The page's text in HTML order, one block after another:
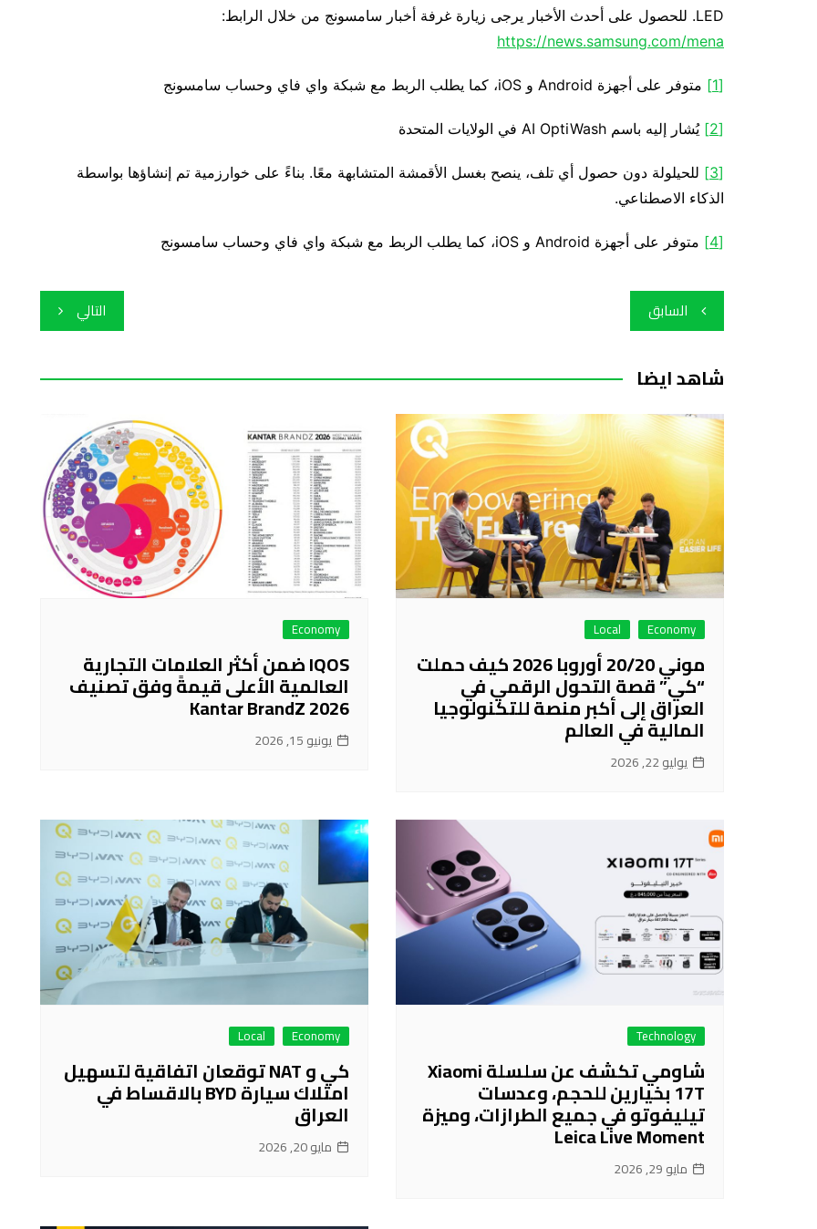
LED. للحصول على أحدث الأخبار يرجى زيارة غرفة أخبار سامسونج من خلال الرابط:
https://news.samsung.com/mena
[1] متوفر على أجهزة Android و iOS، كما يطلب الربط مع شبكة واي فاي وحساب سامسونج
[2] يُشار إليه باسم AI OptiWash في الولايات المتحدة
[3]
للحيلولة دون حصول أي تلف، ينصح بغسل الأقمشة المتشابهة معًا. بناءً على خوارزمية تم إنشاؤها بواسطة
الذكاء الاصطناعي.
[4] متوفر على أجهزة Android و iOS، كما يطلب الربط مع شبكة واي فاي وحساب سامسونج
تصفّح
المقالات
السابق التالي
شاهد ايضا
Economy
Local
موني 20/20 أوروبا 2026 كيف حملت
“كي” قصة التحول الرقمي في
العراق إلى أكبر منصة للتكنولوجيا
المالية في العالم
يوليو 22, 2026
Economy
IQOS ضمن أكثر العلامات التجارية
العالمية الأعلى قيمةً وفق تصنيف
Kantar BrandZ 2026
يونيو 15, 2026
Technology
شاومي تكشف عن سلسلة Xiaomi
17T بخيارين للحجم، وعدسات
تيليفوتو في جميع الطرازات، وميزة
Leica Live Moment
مايو 29, 2026
Economy
Local
كي و NAT توقعان اتفاقية لتسهيل
امتلاك سيارة BYD بالاقساط في
العراق
مايو 20, 2026